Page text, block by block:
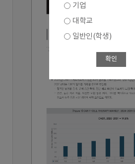
기업
대학교
일반인(학생)
확인